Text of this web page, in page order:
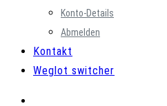
Konto-Details
Abmelden
Kontakt
Weglot switcher